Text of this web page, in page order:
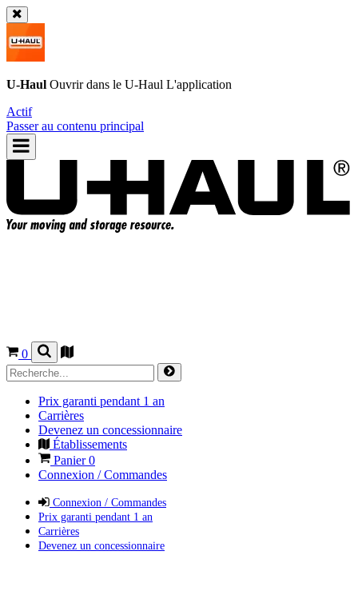
U-Haul Ouvrir dans le U-Haul L'application
Actif
Passer au contenu principal
0
Prix garanti pendant 1 an
Carrières
Devenez un concessionnaire
Établissements
Panier0
Connexion / Commandes
Connexion / Commandes
Prix garanti pendant 1 an
Carrières
Devenez un concessionnaire